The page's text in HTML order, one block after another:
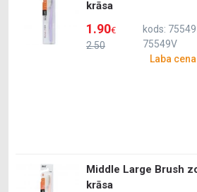
krāsa
2.50
1.90€
kods: 75549
75549V
Laba cena
Middle Large Brush
krāsa